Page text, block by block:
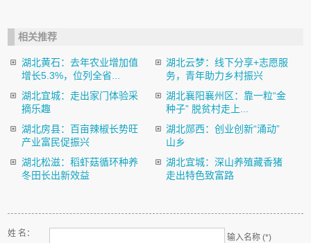
相关推荐
湖北黄石：去年农业增加值
增长5.3%，位列全省...
湖北云梦：线下分享+志愿服
务，青年助力乡村振兴
湖北宜城：走出家门体验采
摘乐趣
湖北襄阳襄州区：靠一粒“金
种子” 脱贫村走上...
湖北房县：百亩辣椒长势旺
产业富民促振兴
湖北郧西：创业创新“涌动”
山乡
湖北松滋：稻虾菇循环种养
冬田长出新效益
湖北宜城：深山养殖藏香猪
走出特色致富路
姓 名： 输入名称 (*)